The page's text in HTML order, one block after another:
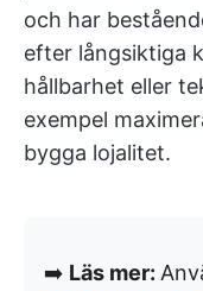
och har
efter långsiktiga
hållbarhet eller
exempel
bygga lojalitet.
➡️ Läs mer: